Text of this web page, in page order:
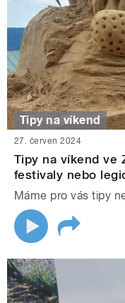
Tipy na víkend
27. červen 2024
Tipy na víkend ve
festivaly nebo
Máme pro vás tipy